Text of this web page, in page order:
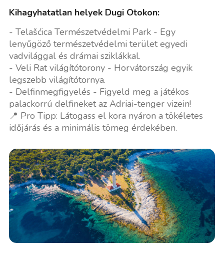
Kihagyhatatlan helyek Dugi Otokon:
- Telašćica Természetvédelmi Park - Egy
lenyűgöző természetvédelmi terület egyedi
vadvilággal és drámai sziklákkal.
- Veli Rat világítótorony - Horvátország egyik
legszebb világítótornya.
- Delfinmegfigyelés - Figyeld meg a játékos
palackorrú delfineket az Adriai-tenger vizein!
📍 Pro Tipp: Látogass el kora nyáron a tökéletes
időjárás és a minimális tömeg érdekében.